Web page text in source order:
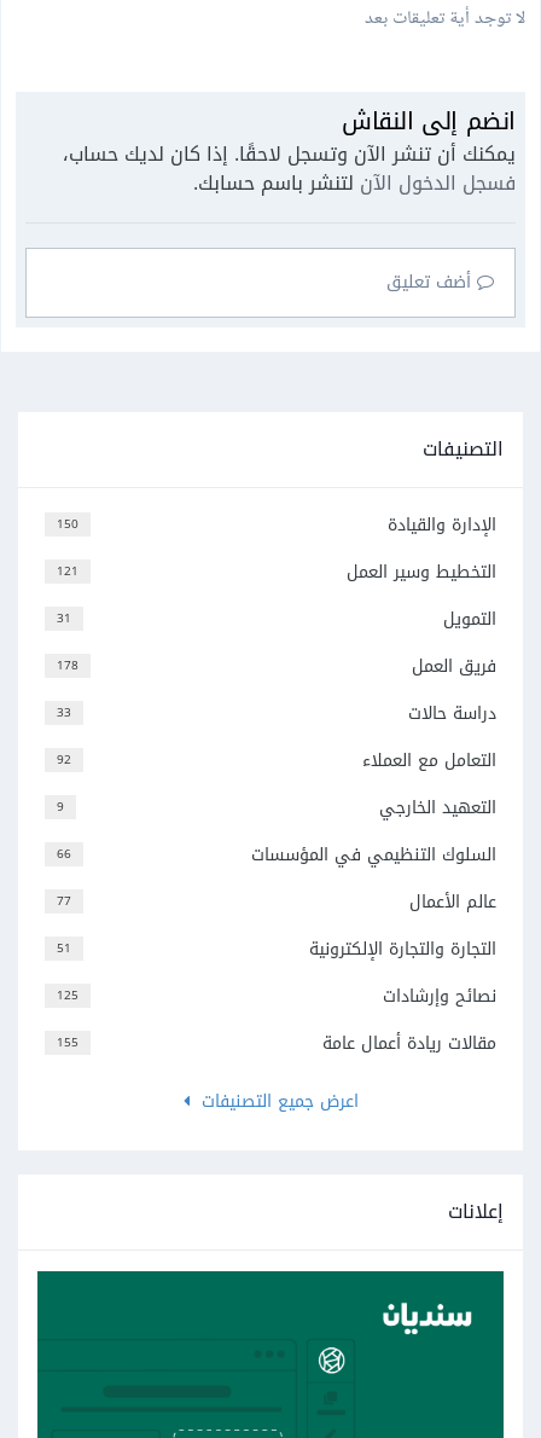
لا توجد أية تعليقات بعد
انضم إلى النقاش
يمكنك أن تنشر الآن وتسجل لاحقًا. إذا كان لديك حساب،
فسجل الدخول الآن لتنشر باسم حسابك.
أضف تعليق
التصنيفات
150 الإدارة والقيادة
121 التخطيط وسير العمل
31 التمويل
178 فريق العمل
33 دراسة حالات
92 التعامل مع العملاء
9 التعهيد الخارجي
66 السلوك التنظيمي في المؤسسات
77 عالم الأعمال
51 التجارة والتجارة الإلكترونية
125 نصائح وإرشادات
155
مقالات ريادة أعمال عامة
اعرض جميع التصنيفات
إعلانات